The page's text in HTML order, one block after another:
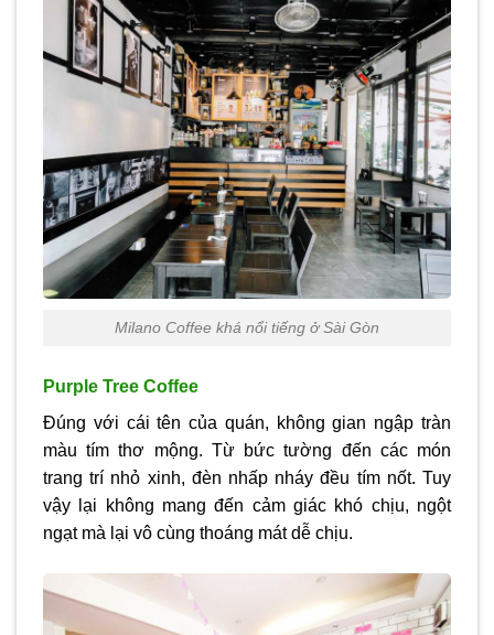
Milano Coffee khá nổi tiếng ở Sài Gòn
Purple Tree Coffee
Đúng với cái tên của quán, không gian ngập tràn
màu tím thơ mộng. Từ bức tường đến các món
trang trí nhỏ xinh, đèn nhấp nháy đều tím nốt. Tuy
vậy lại không mang đến cảm giác khó chịu, ngột
ngạt mà lại vô cùng thoáng mát dễ chịu.